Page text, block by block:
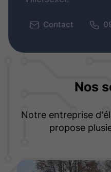
Contact
Nos
Notre entreprise
propose